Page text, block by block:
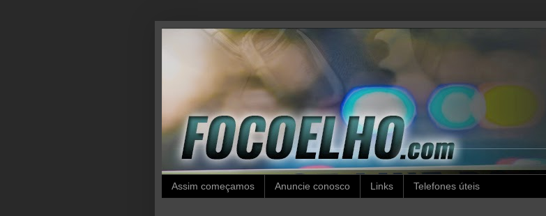
Assim começamos Anuncie conosco Links Telefones úteis